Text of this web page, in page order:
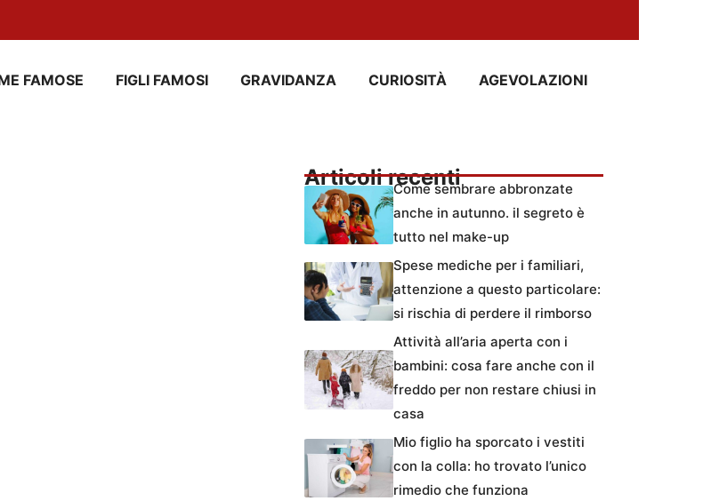
FAMOSE FIGLI FAMOSI GRAVIDANZA CURIOSITÀ AGEVOLAZIONI
Articoli recentiCome sembrare abbronzate
anche in autunno. il segreto è
tutto nel make-up
Spese mediche per i familiari,
attenzione a questo particolare:
si rischia di perdere il rimborso
Attività all’aria aperta con i
bambini: cosa fare anche con il
freddo per non restare chiusi in
casa
Mio figlio ha sporcato i vestiti
con la colla: ho trovato l’unico
rimedio che funziona